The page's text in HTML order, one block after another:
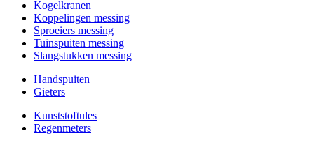
Kogelkranen
Koppelingen messing
Sproeiers messing
Tuinspuiten messing
Slangstukken messing
Handspuiten
Gieters
Kunststoftules
Regenmeters